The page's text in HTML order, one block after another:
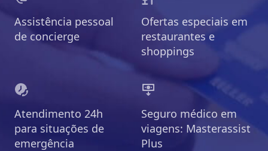
Assistência pessoal
de concierge
Ofertas especiais em
restaurantes e
shoppings
Atendimento 24h
para situações de
emergência
Seguro médico em
viagens: Masterassist
Plus